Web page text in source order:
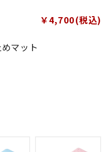
マット
￥4,700(税込)